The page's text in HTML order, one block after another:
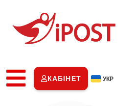
КАБІНЕТ УКР